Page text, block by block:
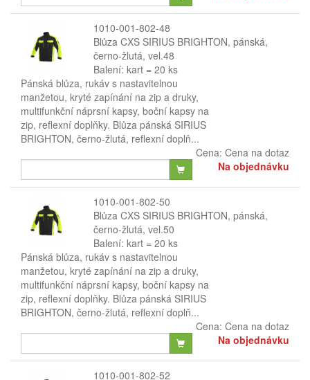
1010-001-802-48
Blůza CXS SIRIUS BRIGHTON, pánská,
černo-žlutá, vel.48
Balení: kart = 20 ks
Pánská blůza, rukáv s nastavitelnou
manžetou, kryté zapínání na zip a druky,
multifunkční náprsní kapsy, boční kapsy na
zip, reflexní doplňky. Blůza pánská SIRIUS
BRIGHTON, černo-žlutá, reflexní doplň...
Cena: Cena na dotaz
Na objednávku
1010-001-802-50
Blůza CXS SIRIUS BRIGHTON, pánská,
černo-žlutá, vel.50
Balení: kart = 20 ks
Pánská blůza, rukáv s nastavitelnou
manžetou, kryté zapínání na zip a druky,
multifunkční náprsní kapsy, boční kapsy na
zip, reflexní doplňky. Blůza pánská SIRIUS
BRIGHTON, černo-žlutá, reflexní doplň...
Cena: Cena na dotaz
Na objednávku
1010-001-802-52